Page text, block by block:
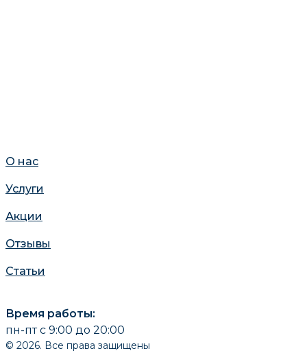
О нас
Услуги
Акции
Отзывы
Статьи
Время работы:
пн-пт с 9:00 до 20:00
© 2026. Все права защищены